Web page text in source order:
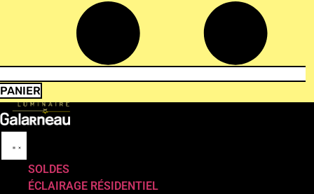
PANIER
SOLDES
ÉCLAIRAGE RÉSIDENTIEL